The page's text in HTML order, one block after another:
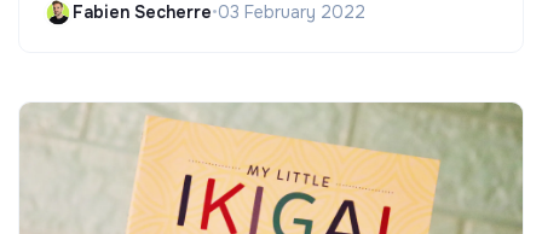
Fabien Secherre•03 February 2022